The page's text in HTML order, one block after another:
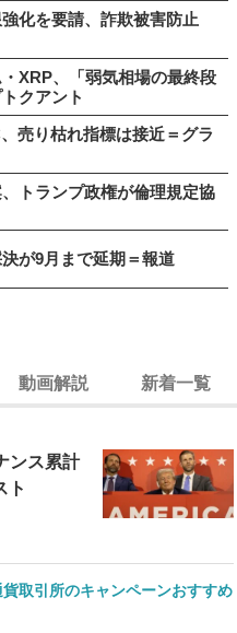
化を要請、詐欺被害防止
XRP、「弱気相場の最終段
クアント
売り枯れ指標は接近＝グラ
トランプ政権が倫理規定協
が9月まで延期＝報道
動画解説 新着一覧
ンス累計
ト
貨取引所のキャンペーンおすすめ